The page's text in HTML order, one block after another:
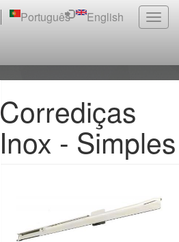
Português English
Corrediças
Inox - Simples